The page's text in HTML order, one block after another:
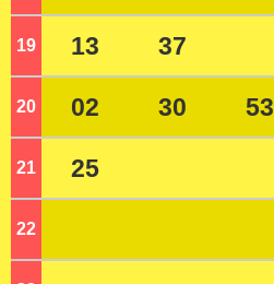
19 13 37
20 02 30 53
21 25
22